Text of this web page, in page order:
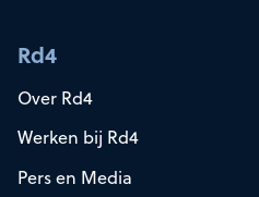
Rd4
Over Rd4
Werken bij Rd4
Pers en Media